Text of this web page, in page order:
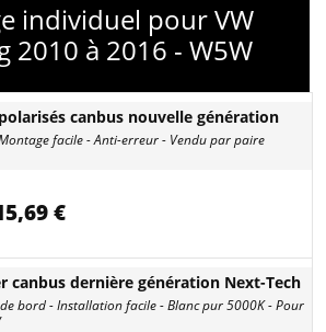
individuel pour VW
2010 à 2016 - W5W
canbus nouvelle génération
facile - Anti-erreur - Vendu par paire
€
canbus dernière génération Next-Tech
bord - Installation facile - Blanc pur 5000K - Pour